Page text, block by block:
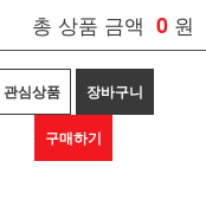
총 상품 금액 0 원
관심상품 장바구니
구매하기